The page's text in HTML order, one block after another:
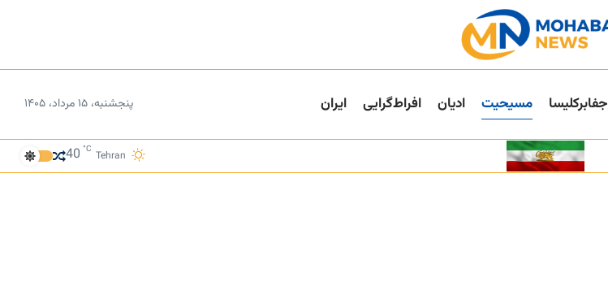
جفا‌بر‌کلیسا مسیحیت ادیان افراط‌گرایی ایران پنجشنبه، ۱۵ مرداد، ۱۴۰۵
Tehran
40 °C